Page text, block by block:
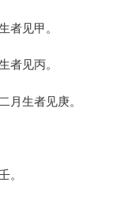
者见甲。
者见丙。
生者见庚。